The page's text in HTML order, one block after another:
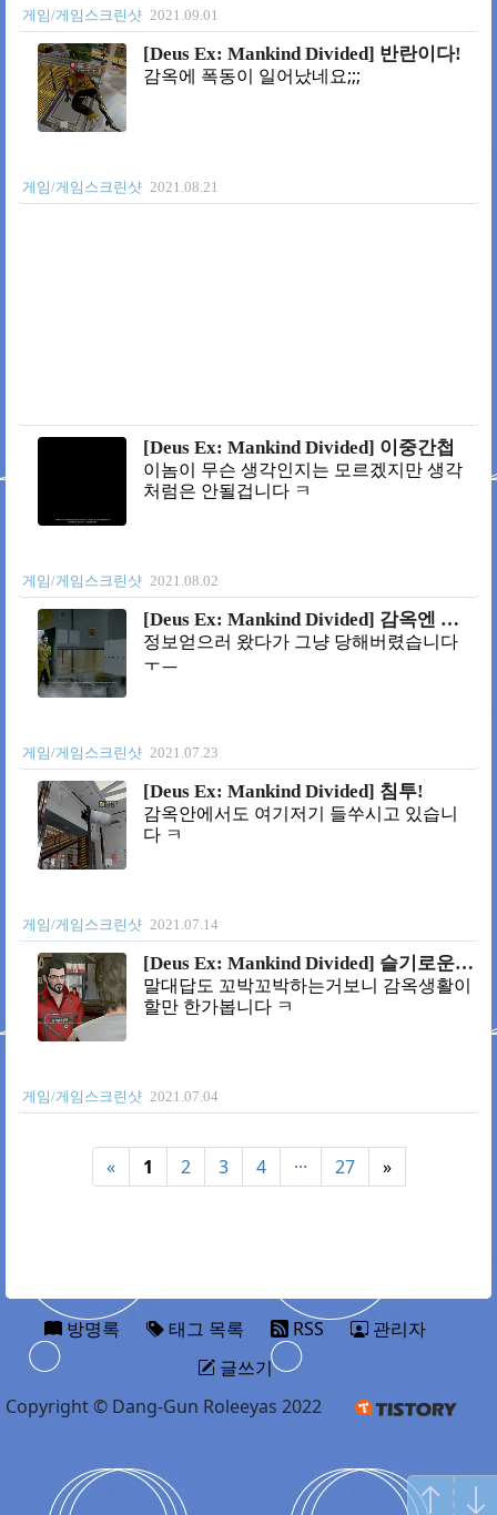
게임/게임스크린샷 2021.09.01
[Deus Ex: Mankind Divided] 반란이다!
감옥에 폭동이 일어났네요;;;
게임/게임스크린샷 2021.08.21
[Deus Ex: Mankind Divided] 이중간첩
이놈이 무슨 생각인지는 모르겠지만 생각
처럼은 안될겁니다 ㅋ
게임/게임스크린샷 2021.08.02
[Deus Ex: Mankind Divided] 감옥엔 의리가 없지
정보얻으러 왔다가 그냥 당해버렸습니다
ㅜㅡ
게임/게임스크린샷 2021.07.23
[Deus Ex: Mankind Divided] 침투!
감옥안에서도 여기저기 들쑤시고 있습니
다 ㅋ
게임/게임스크린샷 2021.07.14
[Deus Ex: Mankind Divided] 슬기로운 감옥 생활
말대답도 꼬박꼬박하는거보니 감옥생활이
할만 한가봅니다 ㅋ
게임/게임스크린샷 2021.07.04
« 1 2 3 4 ··· 27 »
방명록 태그 목록 RSS
관리자
글쓰기
Copyright © Dang-Gun Roleeyas 2022